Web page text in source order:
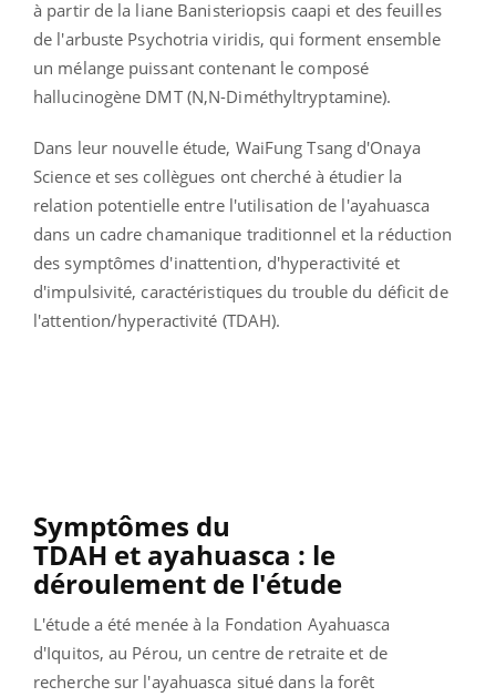
à partir de la liane Banisteriopsis caapi et des feuilles
de l'arbuste Psychotria viridis, qui forment ensemble
un mélange puissant contenant le composé
hallucinogène DMT (N,N-Diméthyltryptamine).
Dans leur nouvelle étude, WaiFung Tsang d'Onaya
Science et ses collègues ont cherché à étudier la
relation potentielle entre l'utilisation de l'ayahuasca
dans un cadre chamanique traditionnel et la réduction
des symptômes d'inattention, d'hyperactivité et
d'impulsivité, caractéristiques du trouble du déficit de
l'attention/hyperactivité (TDAH).
Symptômes du
TDAH et ayahuasca : le
déroulement de l'étude
L'étude a été menée à la Fondation Ayahuasca
d'Iquitos, au Pérou, un centre de retraite et de
recherche sur l'ayahuasca situé dans la forêt